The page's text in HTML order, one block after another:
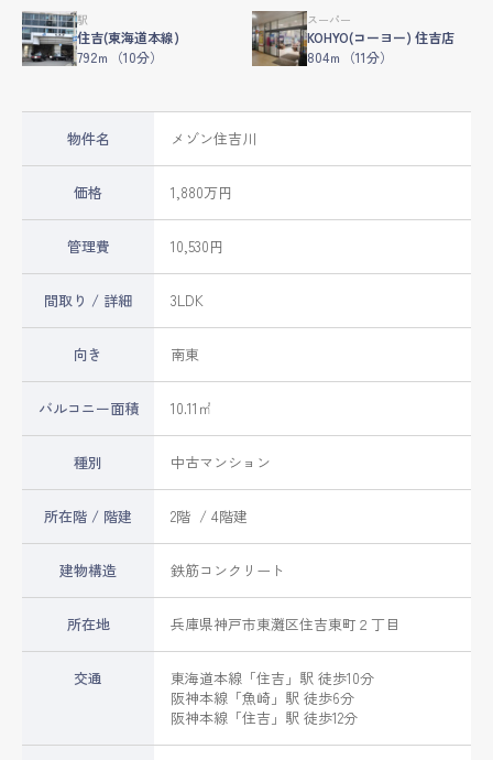
駅
住吉(東海道本線)
792ｍ（10分）
スーパー
KOHYO(コーヨー) 住吉店
804ｍ（11分）
物件名 メゾン住吉川
価格 1,880万円
管理費 10,530円
間取り / 詳細 3LDK
向き 南東
バルコニー面積 10.11㎡
種別 中古マンション
所在階 / 階建 2階 / 4階建
建物構造 鉄筋コンクリート
所在地 兵庫県神戸市東灘区住吉東町 ２丁目
交通 東海道本線 「住吉 」駅 徒歩10分
阪神本線 「魚崎 」駅 徒歩6分
阪神本線 「住吉 」駅 徒歩12分